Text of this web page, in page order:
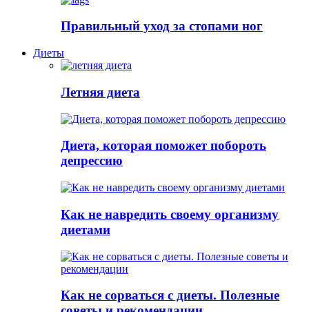
Правильный уход за стопами ног
Диеты
Летняя диета
Диета, которая поможет побороть
депрессию
Как не навредить своему организму
диетами
Как не сорваться с диеты. Полезные